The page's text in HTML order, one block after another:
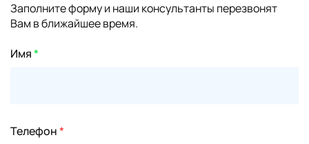
Заполните форму и наши консультанты перезвонят
Вам в ближайшее время.
Имя*
Телефон*